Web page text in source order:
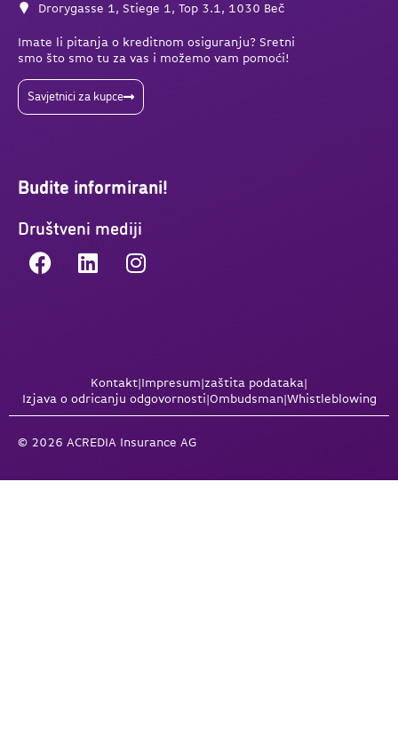
Drorygasse 1, Stiege 1, Top 3.1, 1030 Beč
Imate li pitanja o kreditnom osiguranju? Sretni
smo što smo tu za vas i možemo vam pomoći!
Savjetnici za kupce
Budite informirani!
Društveni mediji
Kontakt|Impresum|zaštita podataka|
Izjava o odricanju odgovornosti|Ombudsman|Whistleblowing
© 2026 ACREDIA Insurance AG